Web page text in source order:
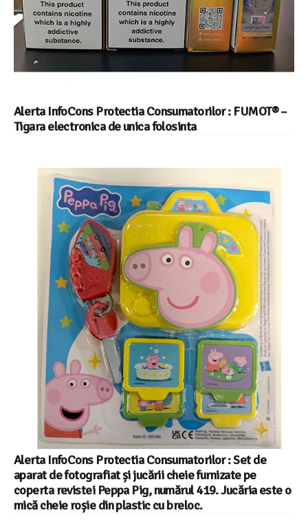
Alerta InfoCons Protectia Consumatorilor : FUMOT® –
Tigara electronica de unica folosinta
Alerta InfoCons Protectia Consumatorilor : Set de
aparat de fotografiat și jucării cheie furnizate pe
coperta revistei Peppa Pig, numărul 419. Jucăria este o
mică cheie roșie din plastic cu breloc.